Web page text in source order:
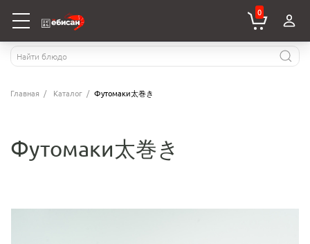
0
Главная Каталог Футомаки太巻き
Футомаки太巻き